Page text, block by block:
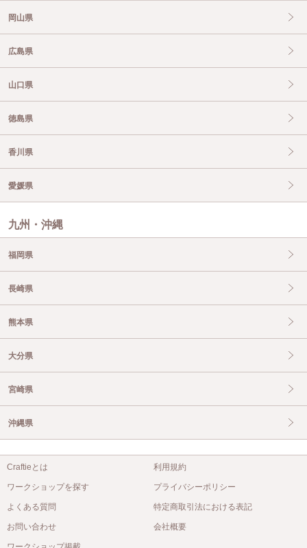
岡山県
広島県
山口県
徳島県
香川県
愛媛県
九州・沖縄
福岡県
長崎県
熊本県
大分県
宮崎県
沖縄県
Craftieとは
ワークショップを探す
よくある質問
お問い合わせ
利用規約
プライバシーポリシー
特定商取引法における表記
会社概要